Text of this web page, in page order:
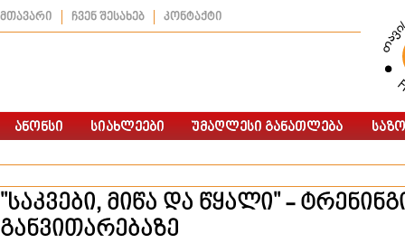
მთავარი ჩვენ შესახებ კონტაქტი
"საკვები, მიწა და წყალი" -
განვითარებაზე